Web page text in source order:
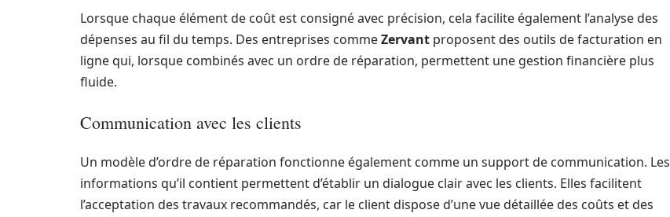
Lorsque chaque élément de coût est consigné avec précision, cela facilite également l’analyse des
dépenses au fil du temps. Des entreprises commeZervant proposent des outils de facturation en
ligne qui, lorsque combinés avec un ordre de réparation, permettent une gestion financière plus
fluide.
Communication avec les clients
Un modèle d’ordre de réparation fonctionne également comme un support de communication. Les
informations qu’il contient permettent d’établir un dialogue clair avec les clients. Elles facilitent
l’acceptation des travaux recommandés, car le client dispose d’une vue détaillée des coûts et des